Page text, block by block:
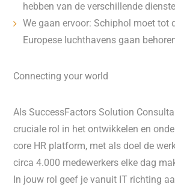
hebben van de verschillende
We gaan ervoor: Schiphol moet tot
Europese luchthavens gaan
Connecting your world
Als SuccessFactors Solution
cruciale rol in het ontwikkelen en
core HR platform, met als doel de
circa 4.000 medewerkers elke dag
In jouw rol geef je vanuit IT richting